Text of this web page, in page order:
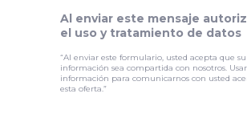
Al enviar este mensaje
el uso y tratamiento de datos
“Al enviar este formulario, usted acepta que su
información sea compartida con nosotros.
información para comunicarnos con usted
esta oferta.”